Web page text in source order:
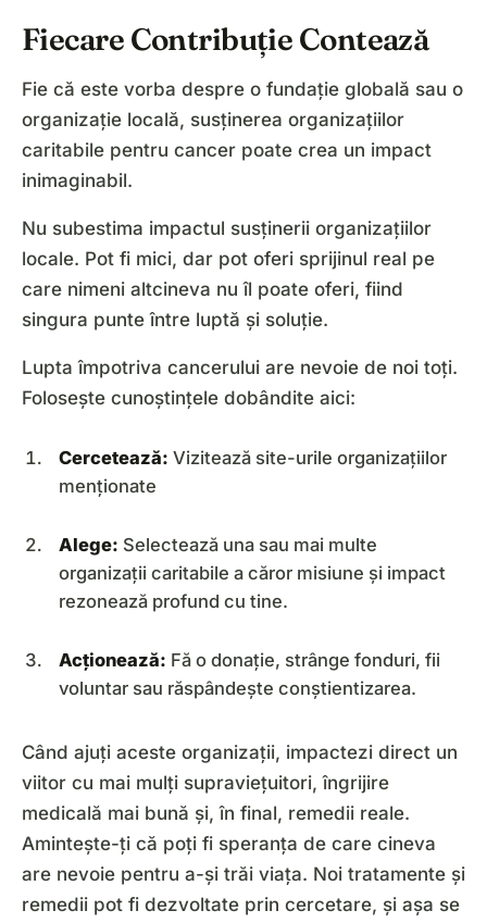
Fiecare Contribuție Contează
Fie că este vorba despre o fundație globală sau o
organizație locală, susținerea organizațiilor
caritabile pentru cancer poate crea un impact
inimaginabil.
Nu subestima impactul susținerii organizațiilor
locale. Pot fi mici, dar pot oferi sprijinul real pe
care nimeni altcineva nu îl poate oferi, fiind
singura punte între luptă și soluție.
Lupta împotriva cancerului are nevoie de noi toți.
Folosește cunoștințele dobândite aici:
Cercetează: Vizitează site-urile organizațiilor
menționate
Alege: Selectează una sau mai multe
organizații caritabile a căror misiune și impact
rezonează profund cu tine.
Acționează: Fă o donație, strânge fonduri, fii
voluntar sau răspândește conștientizarea.
Când ajuți aceste organizații, impactezi direct un
viitor cu mai mulți supraviețuitori, îngrijire
medicală mai bună și, în final, remedii reale.
Amintește-ți că poți fi speranța de care cineva
are nevoie pentru a-și trăi viața. Noi tratamente și
remedii pot fi dezvoltate prin cercetare, și așa se